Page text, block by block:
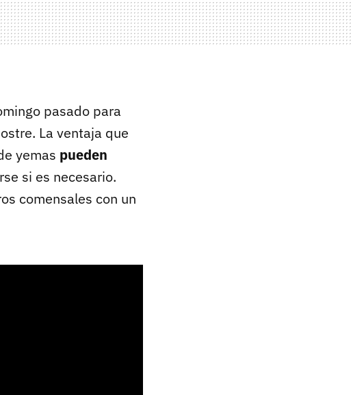
pasado para
La ventaja que
yemas pueden
si es necesario.
comensales con un